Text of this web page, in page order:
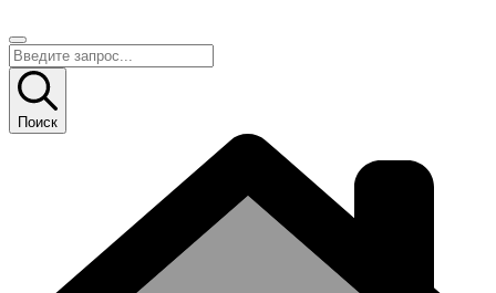
Поиск